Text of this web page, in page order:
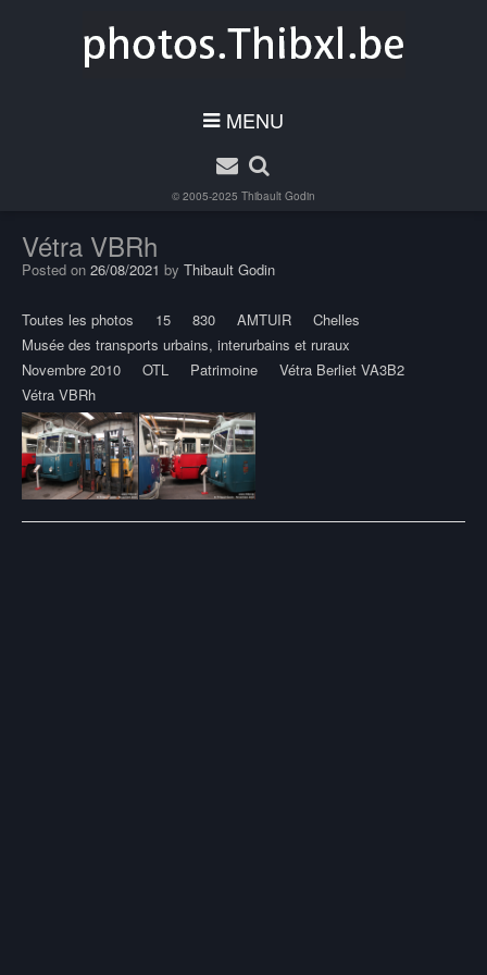
MENU
© 2005-2025 Thibault Godin
Vétra VBRh
Posted on 26/08/2021 by Thibault Godin
Toutes les photos 15 830 AMTUIR
Chelles
Musée des transports urbains, interurbains et ruraux
Novembre 2010
OTL Patrimoine
Vétra Berliet VA3B2
Vétra VBRh
Post